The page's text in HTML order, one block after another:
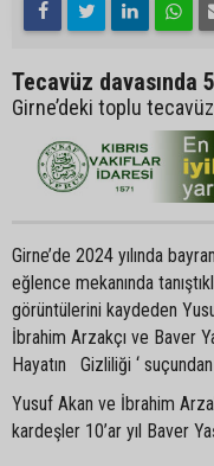
Tecavüz davasında
Girne’deki toplu
Girne’de 2024 yılında
eğlence mekanında
görüntülerini kaydeden
İbrahim Arzakçı ve Baver
Hayatın Gizliliği ‘
Yusuf Akan ve İbrahim
kardeşler 10’ar yıl Baver